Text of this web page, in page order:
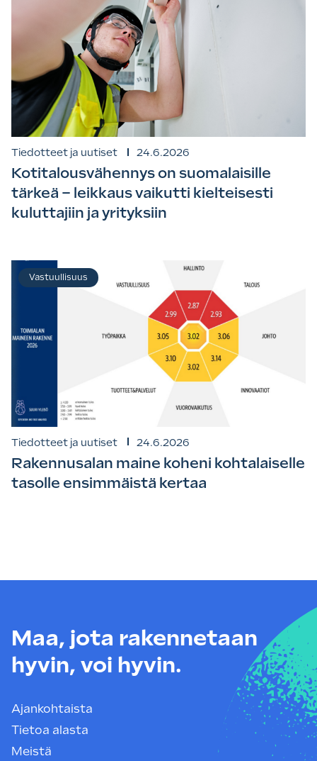
Tiedotteet ja uutiset 24.6.2026
Kotitalousvähennys on suomalaisille
tärkeä – leikkaus vaikutti kielteisesti
kuluttajiin ja yrityksiin
Tiedotteet ja uutiset 24.6.2026
Rakennusalan maine koheni kohtalaiselle
tasolle ensimmäistä kertaa
Vastuullisuus
Maa, jota rakennetaan
hyvin, voi hyvin.
Ajankohtaista
Tietoa alasta
Meistä